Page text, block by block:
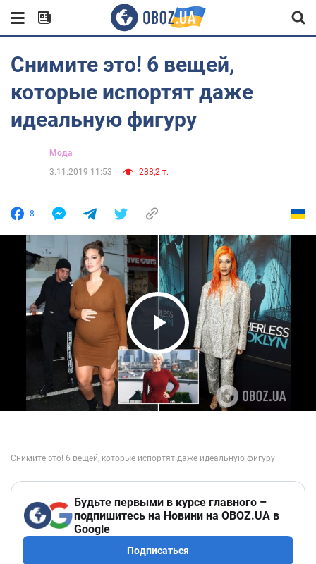
Снимите это! 6 вещей,
которые испортят даже
идеальную фигуру
Мода
3.11.2019 11:53
288,2 т.
8
Play Video
Будьте первыми в курсе главного –
подпишитесь на Новини на OBOZ.UA в
Google
Подписаться